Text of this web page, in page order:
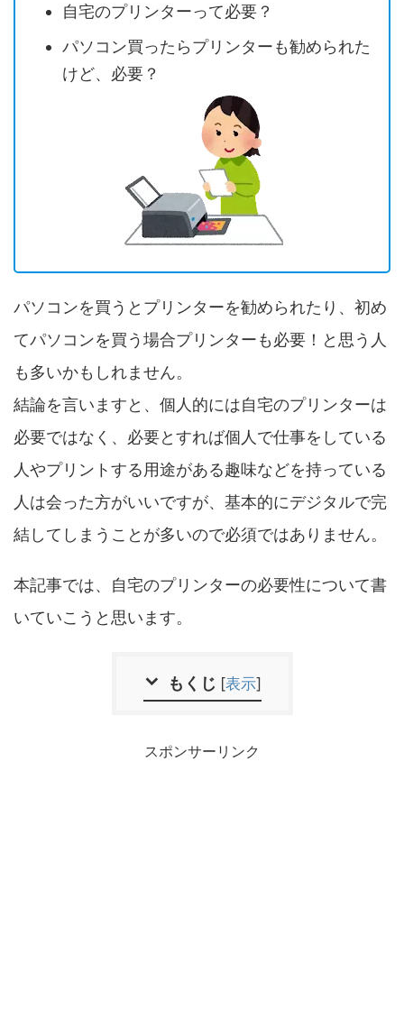
自宅のプリンターって必要？
パソコン買ったらプリンターも勧められた
けど、必要？
パソコンを買うとプリンターを勧められたり、初め
てパソコンを買う場合プリンターも必要！と思う人
も多いかもしれません。
結論を言いますと、個人的には自宅のプリンターは
必要ではなく、必要とすれば個人で仕事をしている
人やプリントする用途がある趣味などを持っている
人は会った方がいいですが、基本的にデジタルで完
結してしまうことが多いので必須ではありません。
本記事では、自宅のプリンターの必要性について書
いていこうと思います。
もくじ [表示]
スポンサーリンク